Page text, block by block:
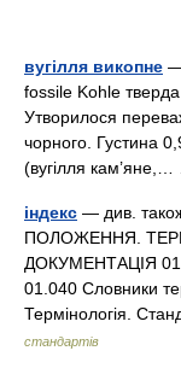
вугілля викопне —
fossile Kohle
Утворилося
чорного. Густина
(вугілля
індекс — див. також
ПОЛОЖЕННЯ.
ДОКУМЕНТАЦІЯ
01.040 Словники
Термінологія.
стандартів